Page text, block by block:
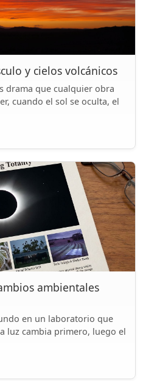
y cielos volcánicos
drama que cualquier obra
cuando el sol se oculta, el
ambientales
en un laboratorio que
luz cambia primero, luego el